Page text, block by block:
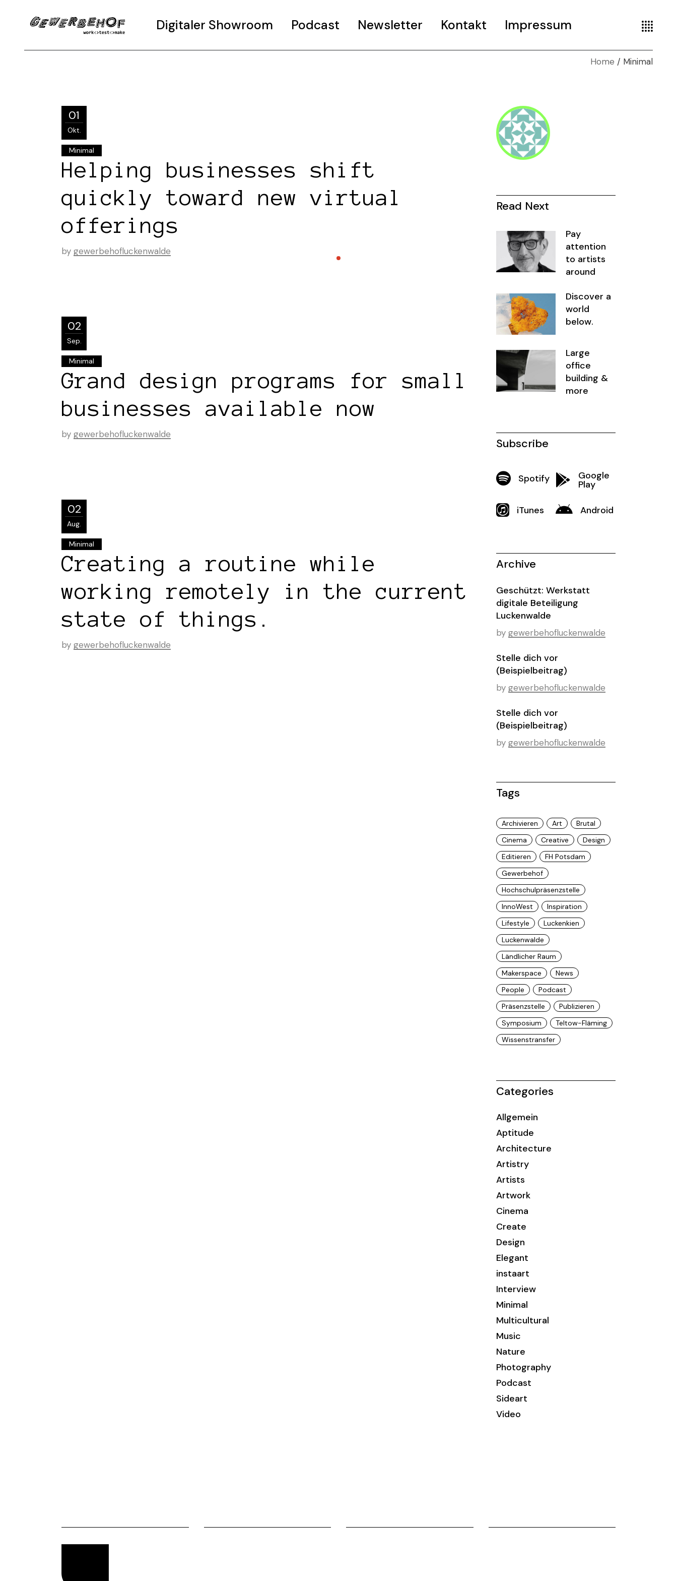
Digitaler Showroom Podcast Newsletter Kontakt Impressum
Home Minimal
01
Okt.
Minimal
Helping businesses shift
quickly toward new virtual
offerings
by gewerbehofluckenwalde
02
Sep.
Minimal
Grand design programs for small
businesses available now
by gewerbehofluckenwalde
02
Aug.
Minimal
Creating a routine while
working remotely in the current
state of things.
by gewerbehofluckenwalde
Read Next
Pay
attention
to artists
around
Discover a
world
below.
Large
office
building &
more
Subscribe
Spotify Google
Play
iTunes Android
Archive
Geschützt: Werkstatt
digitale Beteiligung
Luckenwalde
by gewerbehofluckenwalde
Stelle dich vor
(Beispielbeitrag)
by gewerbehofluckenwalde
Stelle dich vor
(Beispielbeitrag)
by gewerbehofluckenwalde
Tags
Archivieren Art
Brutal
Cinema
Creative
Design
Editieren
FH Potsdam
Gewerbehof
Hochschulpräsenzstelle
InnoWest
Inspiration
Lifestyle
Luckenkien
Luckenwalde
Ländlicher Raum
Makerspace
News
People
Podcast
Präsenzstelle
Publizieren
Symposium
Teltow-Fläming
Wissenstransfer
Categories
Allgemein
Aptitude
Architecture
Artistry
Artists
Artwork
Cinema
Create
Design
Elegant
instaart
Interview
Minimal
Multicultural
Music
Nature
Photography
Podcast
Sideart
Video